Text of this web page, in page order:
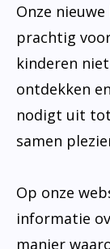
Onze
prachtig
kinderen
ontdekken
nodigt uit
samen
Op onze
informatie
manier